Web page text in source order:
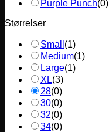
Purple Punch(0)
Størrelser
Small (1)
Medium(1)
Large(1)
XL(3)
28(0)
30(0)
32(0)
34(0)